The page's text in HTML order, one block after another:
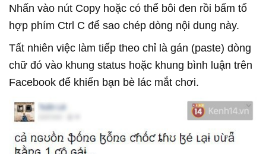
Nhấn vào nút Copy hoặc có thể bôi đen rồi bấm tổ
hợp phím Ctrl C để sao chép dòng nội dung này.
Tất nhiên việc làm tiếp theo chỉ là gán (paste) dòng
chữ đó vào khung status hoặc khung bình luận trên
Facebook để khiến bạn bè lác mắt chơi.